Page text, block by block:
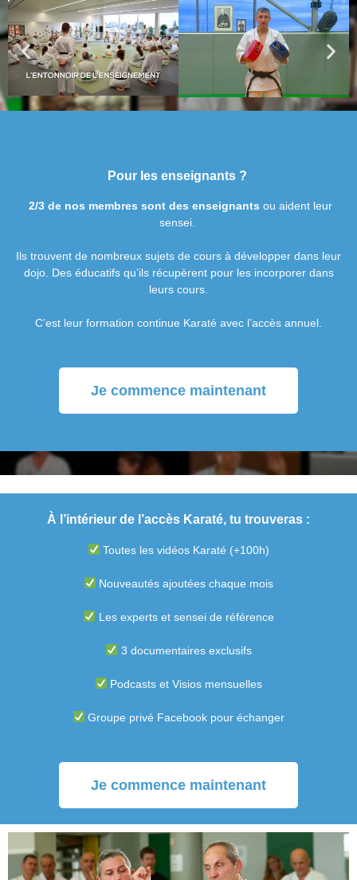
Pour les enseignants ?
2/3 de nos membres sont des enseignants ou aident leur
sensei.
Ils trouvent de nombreux sujets de cours à développer dans leur
dojo. Des éducatifs qu’ils récupèrent pour les incorporer dans
leurs cours.
C’est leur formation continue Karaté avec l’accès annuel.
Je commence maintenant
À l’intérieur de l’accès Karaté, tu trouveras :
Toutes les vidéos Karaté (+100h)
Nouveautés ajoutées chaque mois
Les experts et sensei de référence
3 documentaires exclusifs
Podcasts et Visios mensuelles
Groupe privé Facebook pour échanger
Je commence maintenant